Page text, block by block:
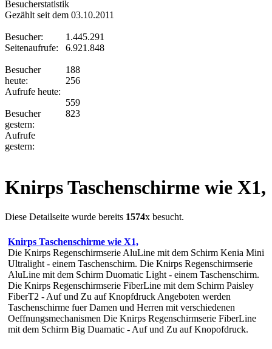
Besucherstatistik
Gezählt seit dem 03.10.2011
Besucher:
Seitenaufrufe:
Besucher
heute:
Aufrufe heute:
Besucher
gestern:
Aufrufe
gestern:
1.445.291
6.921.848
188
256
559
823
Knirps Taschenschirme wie X1,
Diese Detailseite wurde bereits 1574x besucht.
Knirps Taschenschirme wie X1,
Die Knirps Regenschirmserie AluLine mit dem Schirm Kenia Mini
Ultralight - einem Taschenschirm. Die Knirps Regenschirmserie
AluLine mit dem Schirm Duomatic Light - einem Taschenschirm.
Die Knirps Regenschirmserie FiberLine mit dem Schirm Paisley
FiberT2 - Auf und Zu auf Knopfdruck Angeboten werden
Taschenschirme fuer Damen und Herren mit verschiedenen
Oeffnungsmechanismen Die Knirps Regenschirmserie FiberLine
mit dem Schirm Big Duamatic - Auf und Zu auf Knopofdruck.